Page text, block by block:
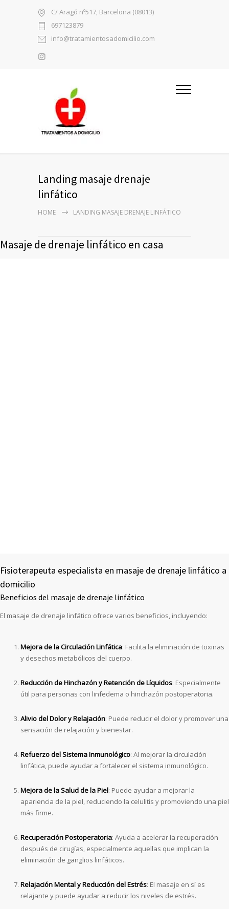
C/ Aragó nº517, Barcelona (08013)
697123879
info@tratamientosadomicilio.com
Landing masaje drenaje
linfático
HOME LANDING MASAJE DRENAJE LINFÁTICO
Masaje de drenaje linfático en casa
Fisioterapeuta especialista en masaje de drenaje linfático a
domicilio
Beneficios del masaje de drenaje linfático
El masaje de drenaje linfático ofrece varios beneficios, incluyendo:
Mejora de la Circulación Linfática: Facilita la eliminación de toxinas
y desechos metabólicos del cuerpo.
Reducción de Hinchazón y Retención de Líquidos: Especialmente
útil para personas con linfedema o hinchazón postoperatoria.
Alivio del Dolor y Relajación: Puede reducir el dolor y promover una
sensación de relajación y bienestar.
Refuerzo del Sistema Inmunológico: Al mejorar la circulación
linfática, puede ayudar a fortalecer el sistema inmunológico.
Mejora de la Salud de la Piel: Puede ayudar a mejorar la
apariencia de la piel, reduciendo la celulitis y promoviendo una piel
más firme.
Recuperación Postoperatoria: Ayuda a acelerar la recuperación
después de cirugías, especialmente aquellas que implican la
eliminación de ganglios linfáticos.
Relajación Mental y Reducción del Estrés: El masaje en sí es
relajante y puede ayudar a reducir los niveles de estrés.